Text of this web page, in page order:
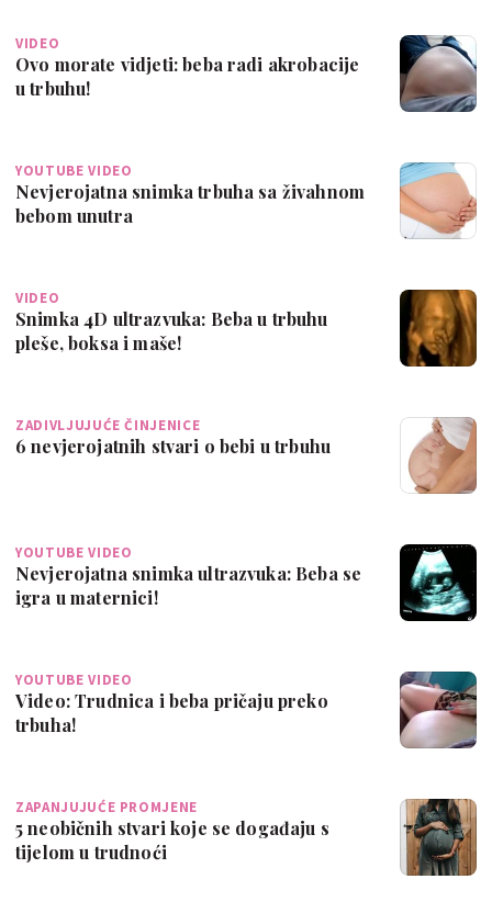
VIDEO
Ovo morate vidjeti: beba radi akrobacije
u trbuhu!
YOUTUBE VIDEO
Nevjerojatna snimka trbuha sa živahnom
bebom unutra
VIDEO
Snimka 4D ultrazvuka: Beba u trbuhu
pleše, boksa i maše!
ZADIVLJUJUĆE ČINJENICE
6 nevjerojatnih stvari o bebi u trbuhu
YOUTUBE VIDEO
Nevjerojatna snimka ultrazvuka: Beba se
igra u maternici!
YOUTUBE VIDEO
Video: Trudnica i beba pričaju preko
trbuha!
ZAPANJUJUĆE PROMJENE
5 neobičnih stvari koje se događaju s
tijelom u trudnoći